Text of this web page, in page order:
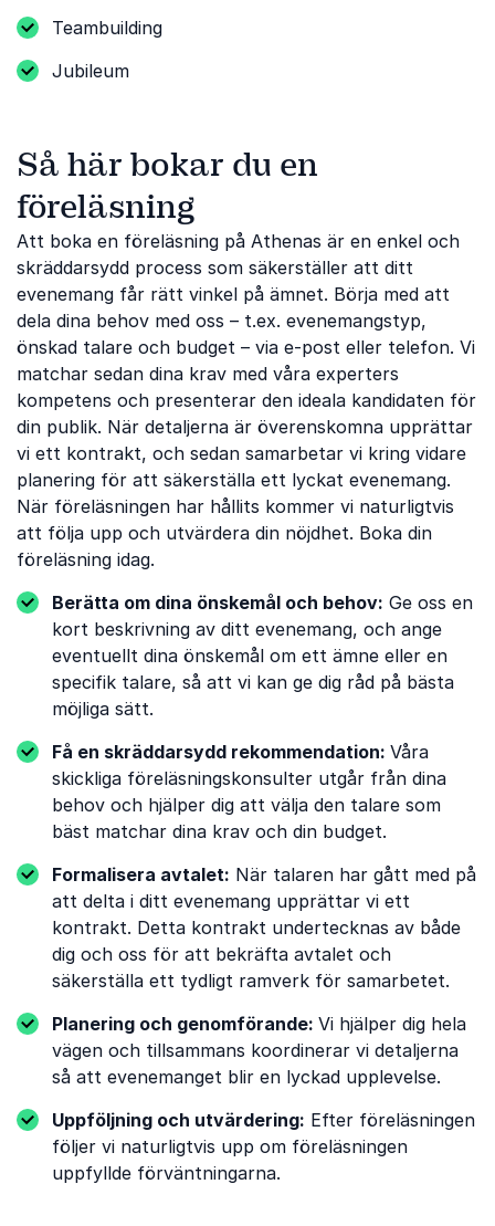
Teambuilding
Jubileum
Så här bokar du en
föreläsning
Att boka en föreläsning på Athenas är en enkel och
skräddarsydd process som säkerställer att ditt
evenemang får rätt vinkel på ämnet. Börja med att
dela dina behov med oss ​​– t.ex. evenemangstyp,
önskad talare och budget – via e-post eller telefon. Vi
matchar sedan dina krav med våra experters
kompetens och presenterar den ideala kandidaten för
din publik. När detaljerna är överenskomna upprättar
vi ett kontrakt, och sedan samarbetar vi kring vidare
planering för att säkerställa ett lyckat evenemang.
När föreläsningen har hållits kommer vi naturligtvis
att följa upp och utvärdera din nöjdhet. Boka din
föreläsning idag.
Berätta om dina önskemål och behov: Ge oss en
kort beskrivning av ditt evenemang, och ange
eventuellt dina önskemål om ett ämne eller en
specifik talare, så att vi kan ge dig råd på bästa
möjliga sätt.
Få en skräddarsydd rekommendation: Våra
skickliga föreläsningskonsulter utgår från dina
behov och hjälper dig att välja den talare som
bäst matchar dina krav och din budget.
Formalisera avtalet: När talaren har gått med på
att delta i ditt evenemang upprättar vi ett
kontrakt. Detta kontrakt undertecknas av både
dig och oss för att bekräfta avtalet och
säkerställa ett tydligt ramverk för samarbetet.
Planering och genomförande: Vi hjälper dig hela
vägen och tillsammans koordinerar vi detaljerna
så att evenemanget blir en lyckad upplevelse.
Uppföljning och utvärdering: Efter föreläsningen
följer vi naturligtvis upp om föreläsningen
uppfyllde förväntningarna.